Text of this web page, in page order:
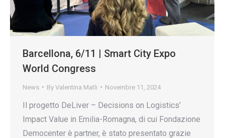
Barcellona, 6/11 | Smart City Expo
World Congress
News By Valentina Matli Novembre 11, 2024
Il progetto DeLiver – Decisions on Logistics’
Impact Value in Emilia-Romagna, di cui Fondazione
Democenter è partner, è stato presentato grazie